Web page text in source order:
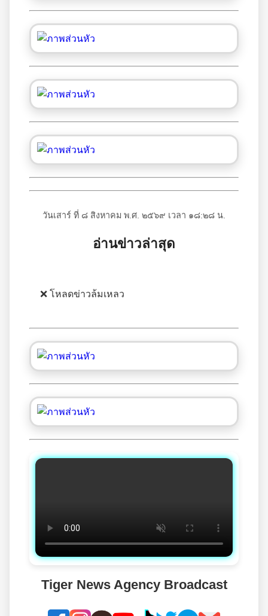
วันเสาร์ ที่ ๘ สิงหาคม พ.ศ. ๒๕๖๙ เวลา ๑๘:๒๘ น.
อ่านข่าวล่าสุด
❌ โหลดข่าวล้มเหลว
Tiger News Agency Broadcast